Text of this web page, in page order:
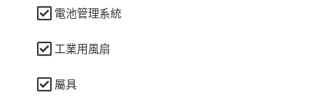
電池管理系統
工業用風扇
屬具